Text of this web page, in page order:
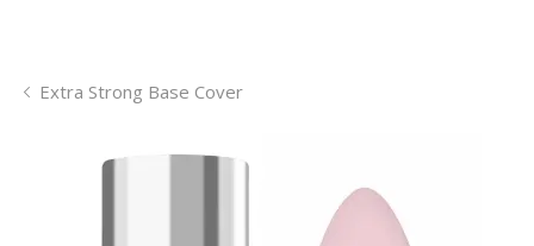
Extra Strong Base Cover